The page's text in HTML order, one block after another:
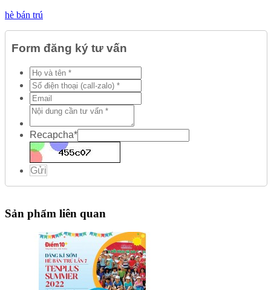
hè bán trú
Form đăng ký tư vấn
Recapcha*
Gửi
Sản phẩm liên quan